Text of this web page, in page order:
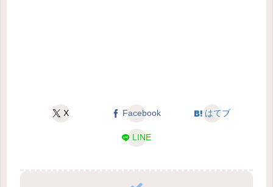
X Facebook はてブ
LINE